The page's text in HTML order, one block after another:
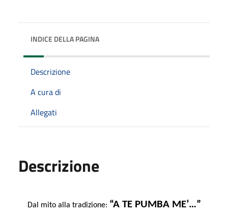
INDICE DELLA PAGINA
Descrizione
A cura di
Allegati
Descrizione
Dal mito alla tradizione: “A TE PUMBA ME’…”